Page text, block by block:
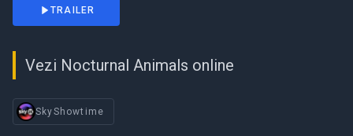
TRAILER
Vezi Nocturnal Animals online
SkyShowtime